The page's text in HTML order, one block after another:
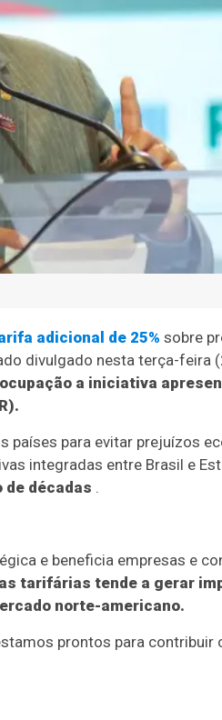
adicional de 25% sobre
divulgado nesta terça-feira
a iniciativa
para evitar prejuízos
integradas entre Brasil e
décadas .
e beneficia empresas e
tarifárias tende a gerar
norte-americano.
prontos para contribuir